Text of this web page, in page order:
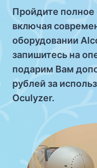
Пройдите
включая
оборудовании
запишитесь на
подарим Вам
рублей за
Oculyzer.